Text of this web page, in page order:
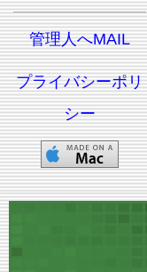
管理人へMAIL
プライバシーポリ
シー